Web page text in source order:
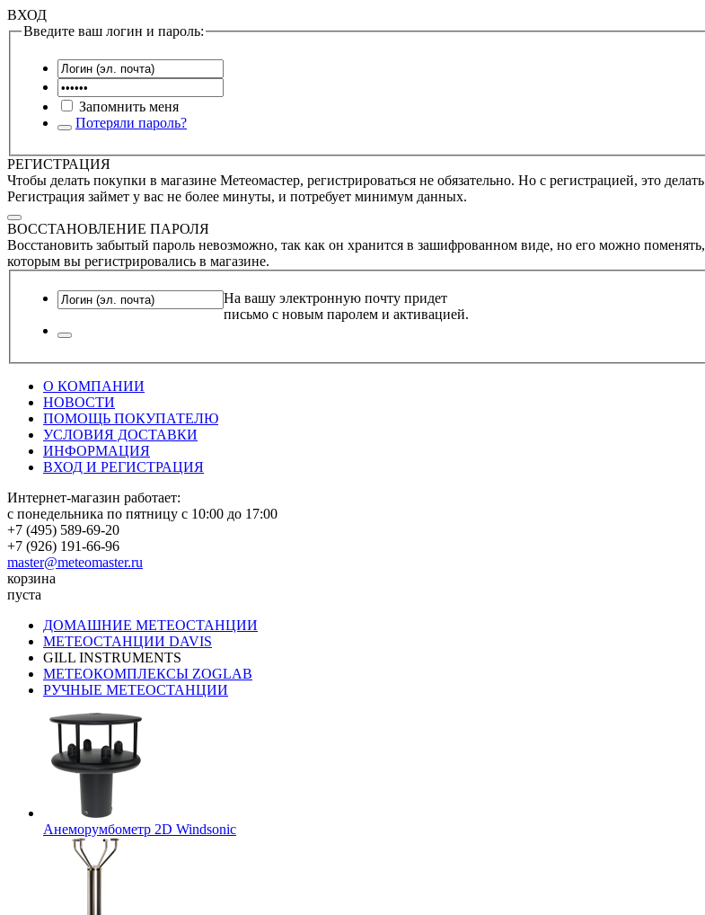
ВХОД
Введите ваш логин и пароль:
Запомнить меня
Потеряли пароль?
РЕГИСТРАЦИЯ
Чтобы делать покупки в магазине Метеомастер, регистрироваться не обязательно. Но с регистрацией, это
Регистрация займет у вас не более минуты, и потребует минимум данных.
ВОССТАНОВЛЕНИЕ ПАРОЛЯ
Восстановить забытый пароль невозможно, так как он хранится в зашифрованном виде, но его можно
которым вы регистрировались в магазине.
На вашу электронную почту придет
письмо с новым паролем и активацией.
О КОМПАНИИ
НОВОСТИ
ПОМОЩЬ ПОКУПАТЕЛЮ
УСЛОВИЯ ДОСТАВКИ
ИНФОРМАЦИЯ
ВХОД И РЕГИСТРАЦИЯ
Интернет-магазин работает:
с понедельника по пятницу с 10:00 до 17:00
+7 (495) 589-69-20
+7 (926) 191-66-96
master@meteomaster.ru
корзина
пуста
ДОМАШНИЕ МЕТЕОСТАНЦИИ
МЕТЕОСТАНЦИИ DAVIS
GILL INSTRUMENTS
МЕТЕОКОМПЛЕКСЫ ZOGLAB
РУЧНЫЕ МЕТЕОСТАНЦИИ
Анеморумбометр 2D Windsonic